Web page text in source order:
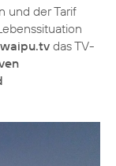
und der Tarif
das TV-